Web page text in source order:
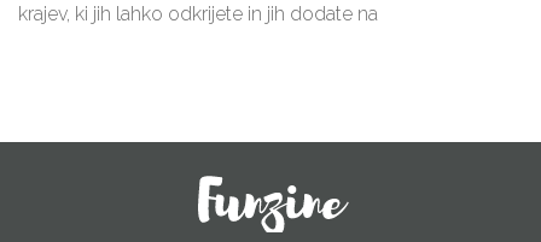
krajev, ki jih lahko odkrijete in jih dodate na